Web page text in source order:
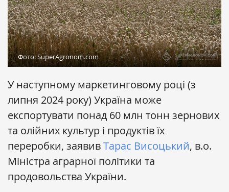
Фото: SuperAgronom.com
У наступному маркетинговому році (з
липня 2024 року) Україна може
експортувати понад 60 млн тонн зернових
та олійних культур і продуктів їх
переробки, заявивТарас Висоцький, в.о.
Міністра аграрної політики та
продовольства України.